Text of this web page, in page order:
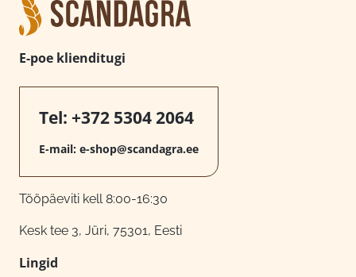
E-poe klienditugi
Tel: +372 5304 2064
E-mail: e-shop@scandagra.ee
Tööpäeviti kell 8:00-16:30
Kesk tee 3, Jüri, 75301, Eesti
Lingid